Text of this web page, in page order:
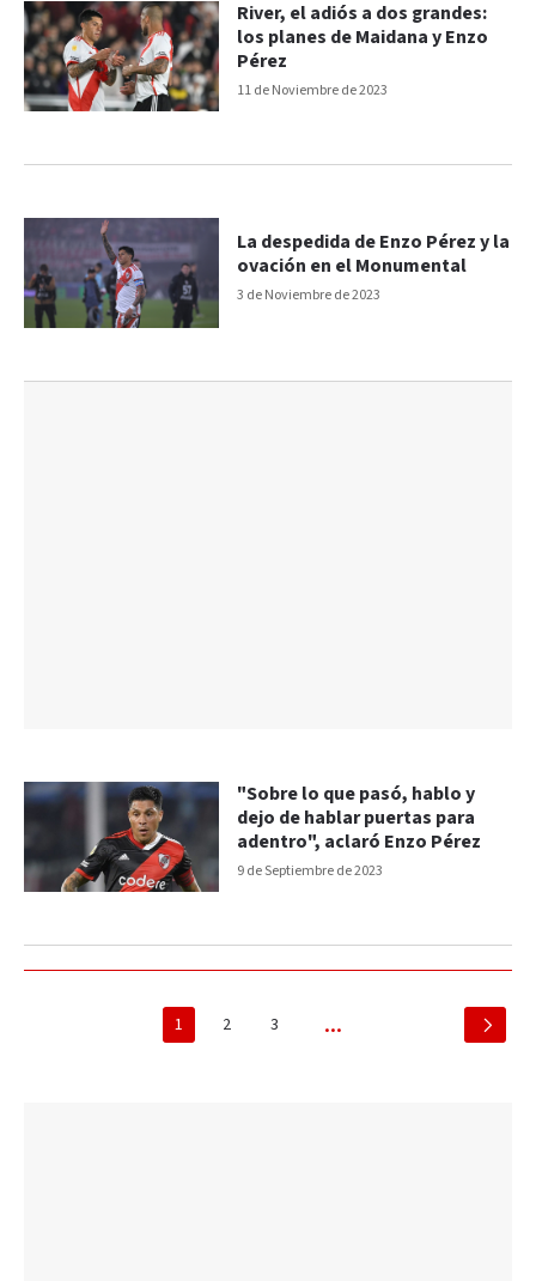
11 de Noviembre de 2023
River, el adiós a dos grandes:
los planes de Maidana y Enzo
Pérez
3 de Noviembre de 2023
La despedida de Enzo Pérez y la
ovación en el Monumental
9 de Septiembre de 2023
"Sobre lo que pasó, hablo y
dejo de hablar puertas para
adentro", aclaró Enzo Pérez
1 2 3